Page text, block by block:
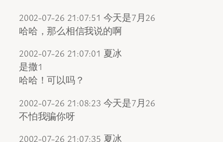
2002-07-26 21:07:51 今天是7月26
哈哈，那么相信我说的啊
2002-07-26 21:07:01 夏冰
是撒1
哈哈！可以吗？
2002-07-26 21:08:23 今天是7月26
不怕我骗你呀
2002-07-26 21:07:35 夏冰